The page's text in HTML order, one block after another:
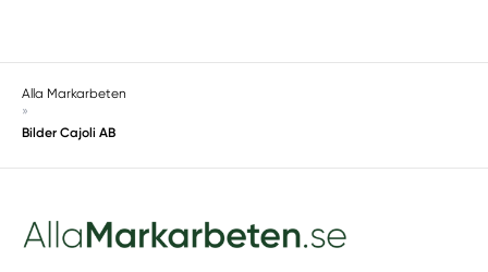
Alla Markarbeten
»
Bilder Cajoli AB